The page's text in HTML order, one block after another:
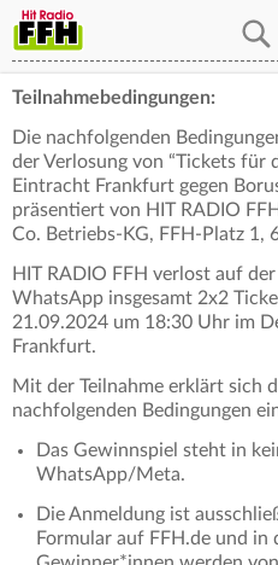
Teilnahmebedingungen:
Die nachfolgenden
der Verlosung von “Tickets für
Eintracht Frankfurt gegen
präsentiert von HIT RADIO
Co. Betriebs-KG, FFH-Platz 1,
HIT RADIO FFH verlost auf
WhatsApp insgesamt 2x2
21.09.2024 um 18:30 Uhr im
Frankfurt.
Mit der Teilnahme erklärt sich
nachfolgenden Bedingungen
Das Gewinnspiel steht in
WhatsApp/Meta.
Die Anmeldung ist
Formular auf FFH.de und